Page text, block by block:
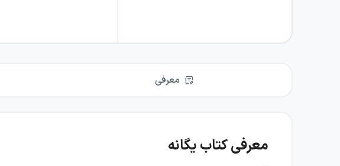
معرفی
معرفی کتاب یگانه